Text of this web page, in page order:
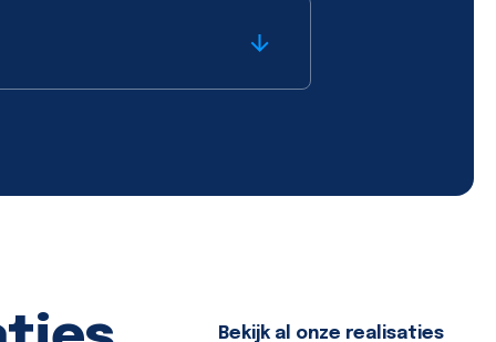
Bekijk al onze realisaties